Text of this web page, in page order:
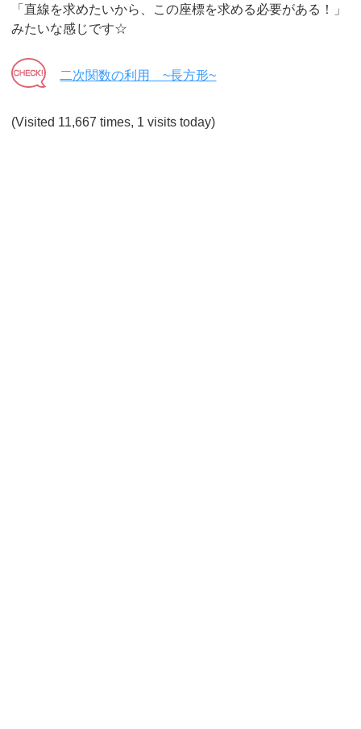
「直線を求めたいから、この座標を求める必要がある！」
みたいな感じです☆
二次関数の利用 ~長方形~
(Visited 11,667 times, 1 visits today)